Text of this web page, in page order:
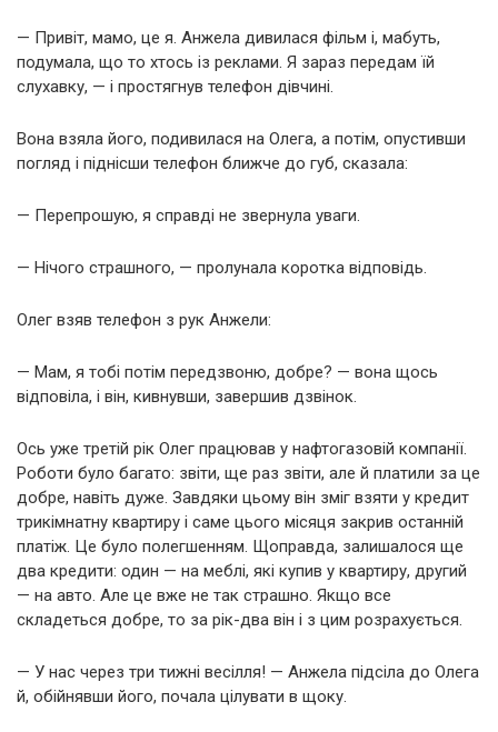
— Привіт, мамо, це я. Анжела дивилася фільм і, мабуть,
подумала, що то хтось із реклами. Я зараз передам їй
слухавку, — і простягнув телефон дівчині.
Вона взяла його, подивилася на Олега, а потім, опустивши
погляд і піднісши телефон ближче до губ, сказала:
— Перепрошую, я справді не звернула уваги.
— Нічого страшного, — пролунала коротка відповідь.
Олег взяв телефон з рук Анжели:
— Мам, я тобі потім передзвоню, добре? — вона щось
відповіла, і він, кивнувши, завершив дзвінок.
Ось уже третій рік Олег працював у нафтогазовій компанії.
Роботи було багато: звіти, ще раз звіти, але й платили за це
добре, навіть дуже. Завдяки цьому він зміг взяти у кредит
трикімнатну квартиру і саме цього місяця закрив останній
платіж. Це було полегшенням. Щоправда, залишалося ще
два кредити: один — на меблі, які купив у квартиру, другий
— на авто. Але це вже не так страшно. Якщо все
складеться добре, то за рік-два він і з цим розрахується.
— У нас через три тижні весілля! — Анжела підсіла до Олега
й, обійнявши його, почала цілувати в щоку.